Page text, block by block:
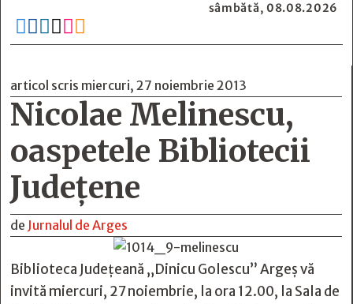
sâmbătă, 08.08.2026
     
articol scris miercuri, 27 noiembrie 2013
Nicolae Melinescu,
oaspetele Bibliotecii
Judeţene
de Jurnalul de Arges
Biblioteca Judeţeană „Dinicu Golescu” Argeş vă
invită miercuri, 27 noiembrie, la ora 12.00, la Sala de